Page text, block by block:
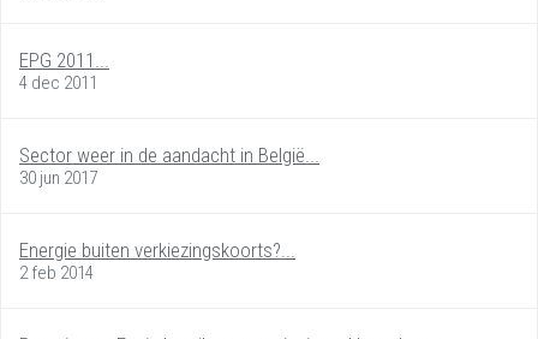
EPG 2011...
4 dec 2011
Sector weer in de aandacht in België...
30 jun 2017
Energie buiten verkiezingskoorts?...
2 feb 2014